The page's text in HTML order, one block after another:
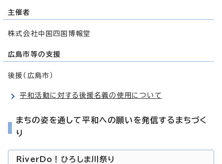
主催者
株式会社中国四国博報堂
広島市等の支援
後援（広島市）
平和活動に対する後援名義の使用について
まちの姿を通して平和への願いを発信するまちづく
り
RiverDo！ひろしま川祭り